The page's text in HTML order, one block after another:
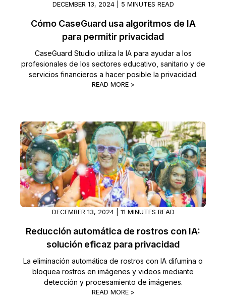
DECEMBER 13, 2024 | 5 MINUTES READ
Cómo CaseGuard usa algoritmos de IA
para permitir privacidad
CaseGuard Studio utiliza la IA para ayudar a los
profesionales de los sectores educativo, sanitario y de
servicios financieros a hacer posible la privacidad.
READ MORE >
DECEMBER 13, 2024 | 11 MINUTES READ
Reducción automática de rostros con IA:
solución eficaz para privacidad
La eliminación automática de rostros con IA difumina o
bloquea rostros en imágenes y videos mediante
detección y procesamiento de imágenes.
READ MORE >